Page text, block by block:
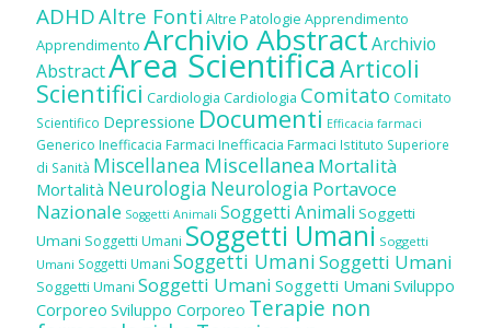
ADHDAltre Fonti Altre Patologie Apprendimento
Apprendimento Archivio AbstractArchivio
AbstractArea ScientificaArticoli
Scientifici Cardiologia Cardiologia Comitato Comitato
Scientifico Depressione Documenti Efficacia farmaci
Generico Inefficacia Farmaci Inefficacia Farmaci Istituto Superiore
di Sanità Miscellanea Miscellanea Mortalità
Mortalità Neurologia Neurologia Portavoce
Nazionale Soggetti Animali Soggetti Animali Soggetti
Umani Soggetti Umani Soggetti Umani Soggetti
Umani Soggetti Umani Soggetti UmaniSoggetti Umani
Soggetti Umani Soggetti Umani Soggetti Umani Sviluppo
Corporeo Sviluppo Corporeo Terapie non